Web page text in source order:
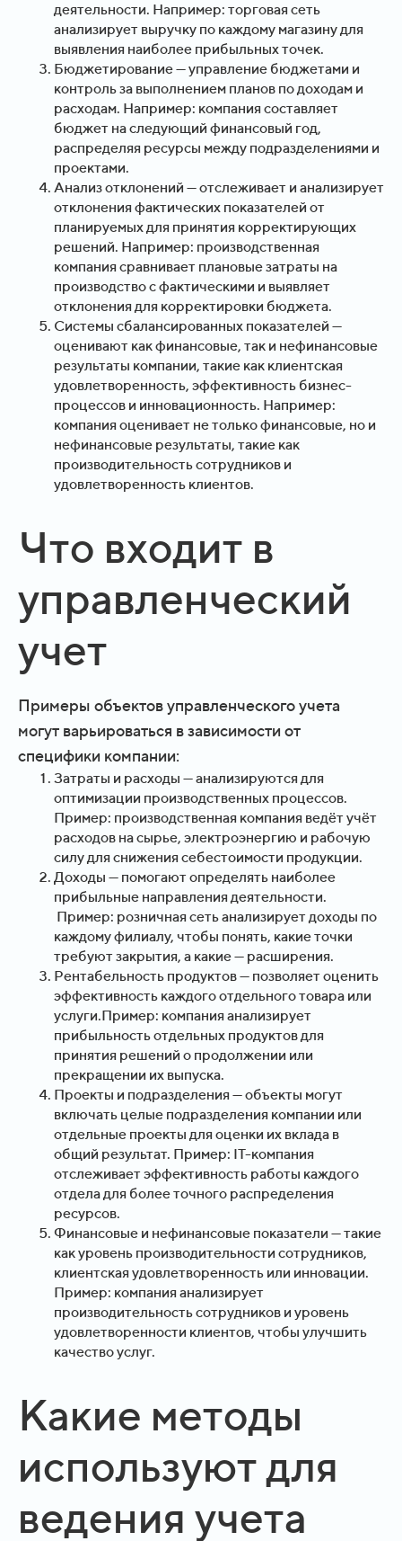
деятельности. Например: торговая сеть
анализирует выручку по каждому магазину для
выявления наиболее прибыльных точек.
Бюджетирование — управление бюджетами и
контроль за выполнением планов по доходам и
расходам. Например: компания составляет
бюджет на следующий финансовый год,
распределяя ресурсы между подразделениями и
проектами.
Анализ отклонений — отслеживает и анализирует
отклонения фактических показателей от
планируемых для принятия корректирующих
решений. Например: производственная
компания сравнивает плановые затраты на
производство с фактическими и выявляет
отклонения для корректировки бюджета.
Системы сбалансированных показателей —
оценивают как финансовые, так и нефинансовые
результаты компании, такие как клиентская
удовлетворенность, эффективность бизнес-
процессов и инновационность. Например:
компания оценивает не только финансовые, но и
нефинансовые результаты, такие как
производительность сотрудников и
удовлетворенность клиентов.
Что входит в
управленческий
учет
Примеры объектов управленческого учета
могут варьироваться в зависимости от
специфики компании:
Затраты и расходы — анализируются для
оптимизации производственных процессов.
Пример: производственная компания ведёт учёт
расходов на сырье, электроэнергию и рабочую
силу для снижения себестоимости продукции.
Доходы — помогают определять наиболее
прибыльные направления деятельности.
Пример: розничная сеть анализирует доходы по
каждому филиалу, чтобы понять, какие точки
требуют закрытия, а какие — расширения.
Рентабельность продуктов — позволяет оценить
эффективность каждого отдельного товара или
услуги.Пример: компания анализирует
прибыльность отдельных продуктов для
принятия решений о продолжении или
прекращении их выпуска.
Проекты и подразделения — объекты могут
включать целые подразделения компании или
отдельные проекты для оценки их вклада в
общий результат. Пример: IT-компания
отслеживает эффективность работы каждого
отдела для более точного распределения
ресурсов.
Финансовые и нефинансовые показатели — такие
как уровень производительности сотрудников,
клиентская удовлетворенность или инновации.
Пример: компания анализирует
производительность сотрудников и уровень
удовлетворенности клиентов, чтобы улучшить
качество услуг.
Какие методы
используют для
ведения учета